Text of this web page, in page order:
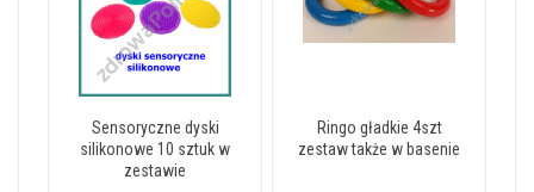
Sensoryczne dyski
silikonowe 10 sztuk w
zestawie
Ringo gładkie 4szt
zestaw także w basenie